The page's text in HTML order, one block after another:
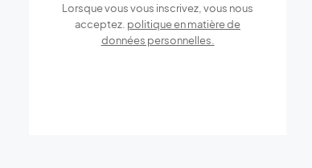
Lorsque vous vous inscrivez, vous nous
acceptez. politique en matière de
données personnelles.